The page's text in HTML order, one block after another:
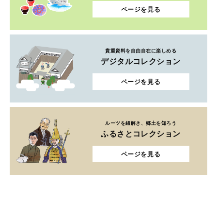
ページを見る
貴重資料を自由自在に楽しめる
デジタルコレクション
ページを見る
ルーツを紐解き、郷土を知ろう
ふるさとコレクション
ページを見る